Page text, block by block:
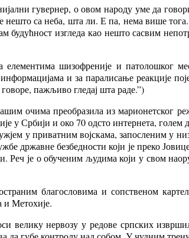
гувернер, о овом народу уме да
са неба, шта ли. Е па, нема више
будућност изгледа као нешто сасвим
елементима шизофреније и патолошког
и за паралисање реакције
пажљиво гледај шта раде.”)
очима преобразила из марионетског
у Србији и око 70 одсто интернета, голем
у приватним војскама, запосленим у
државне безбедности који је преко
је о обученим људима који у свом
благословима и сопственом
и Метохије.
велику нервозу у редове српских